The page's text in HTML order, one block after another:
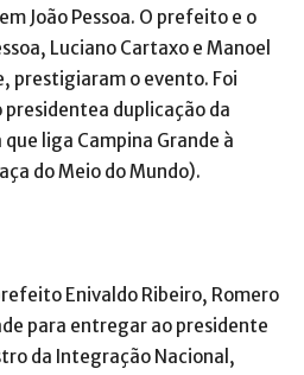
João Pessoa. O prefeito e o
Luciano Cartaxo e Manoel
prestigiaram o evento. Foi
duplicação da
liga Campina Grande à
do Meio do Mundo).
Enivaldo Ribeiro, Romero
para entregar ao presidente
da Integração Nacional,